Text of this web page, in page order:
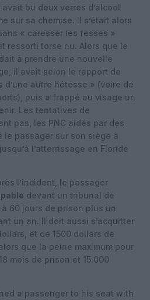
avait bu deux verres d’alcool
sur sa chemise. Il s’était alors
« caresser les fesses »
ressorti torse nu. Alors que le
à prendre une nouvelle
il avait selon le rapport de
autre hôtesse » (voire de
puis a frappé au visage un
Les tentatives de
pas, les PNC aidés par des
passager sur son siège à
l’atterrissage en Floride
l’incident, le passager
devant un tribunal de
60 jours de prison plus un
un an. Il doit aussi s’acquitter
et de 1500 dollars de
que la peine maximum pour
mois de prison et 15.000
a passenger to his seat with